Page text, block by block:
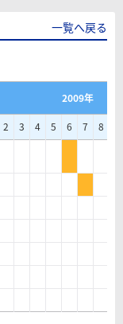
一覧へ戻る
2009年
2 3 4 5 6 7 8